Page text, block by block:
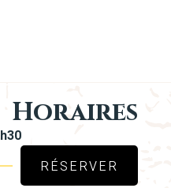
Horaires
RÉSERVER